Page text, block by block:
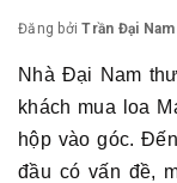
Đăng bởiTrần Đại Nam
Nhà Đại Nam
khách mua loa
hộp vào góc.
đầu có vấn đề,